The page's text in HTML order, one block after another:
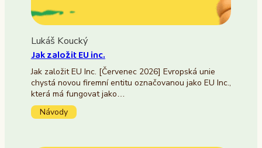
Lukáš Koucký
Jak založit EU inc.
Jak založit EU Inc. [Červenec 2026] Evropská unie
chystá novou firemní entitu označovanou jako EU Inc.,
která má fungovat jako…
Návody